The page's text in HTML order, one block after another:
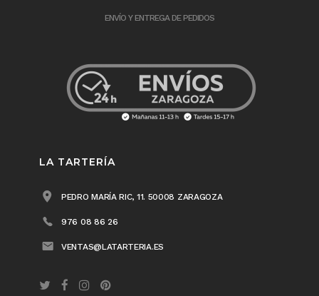
ENVÍO Y ENTREGA DE PEDIDOS
LA TARTERÍA
PEDRO MARÍA RIC, 11. 50008 ZARAGOZA
976 08 86 26
VENTAS@LATARTERIA.ES